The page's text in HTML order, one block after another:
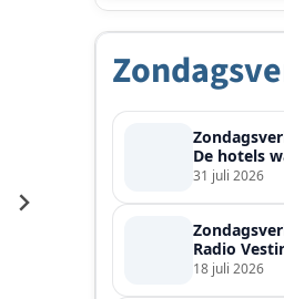
De hotels
ontmoette
31 juli 2026
Radio
heel de
18 juli 2026